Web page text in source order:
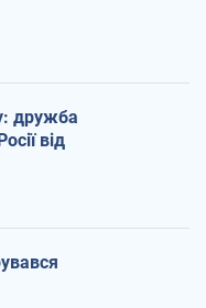
дружба
від